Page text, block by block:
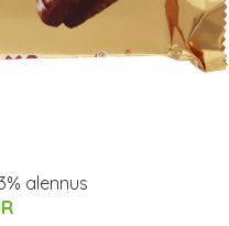
alennus